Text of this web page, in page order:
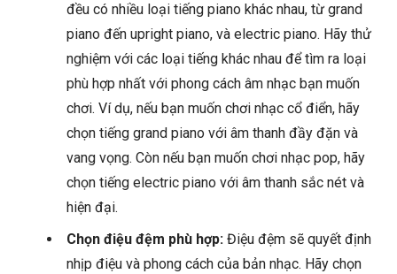
đều có nhiều loại tiếng piano khác nhau, từ grand
piano đến upright piano, và electric piano. Hãy thử
nghiệm với các loại tiếng khác nhau để tìm ra loại
phù hợp nhất với phong cách âm nhạc bạn muốn
chơi. Ví dụ, nếu bạn muốn chơi nhạc cổ điển, hãy
chọn tiếng grand piano với âm thanh đầy đặn và
vang vọng. Còn nếu bạn muốn chơi nhạc pop, hãy
chọn tiếng electric piano với âm thanh sắc nét và
hiện đại.
Chọn điệu đệm phù hợp: Điệu đệm sẽ quyết định
nhịp điệu và phong cách của bản nhạc. Hãy chọn